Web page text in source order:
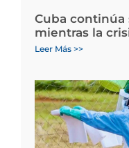
Cuba continúa
mientras la
Leer Más >>